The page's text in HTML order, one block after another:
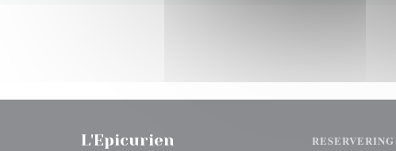
L'Epicurien RESERVERING